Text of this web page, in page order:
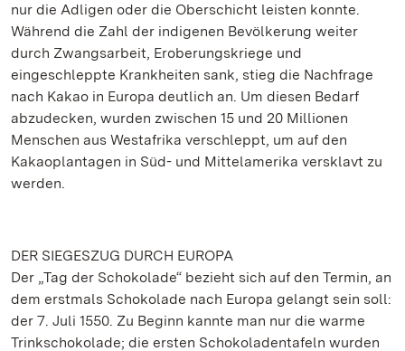
nur die Adligen oder die Oberschicht leisten konnte.
Während die Zahl der indigenen Bevölkerung weiter
durch Zwangsarbeit, Eroberungskriege und
eingeschleppte Krankheiten sank, stieg die Nachfrage
nach Kakao in Europa deutlich an. Um diesen Bedarf
abzudecken, wurden zwischen 15 und 20 Millionen
Menschen aus Westafrika verschleppt, um auf den
Kakaoplantagen in Süd- und Mittelamerika versklavt zu
werden.
DER SIEGESZUG DURCH EUROPA
Der „Tag der Schokolade“ bezieht sich auf den Termin, an
dem erstmals Schokolade nach Europa gelangt sein soll:
der 7. Juli 1550. Zu Beginn kannte man nur die warme
Trinkschokolade; die ersten Schokoladentafeln wurden